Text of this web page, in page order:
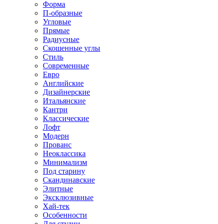
Форма
П-образные
Угловые
Прямые
Радиусные
Скошенные углы
Стиль
Современные
Евро
Английские
Дизайнерские
Итальянские
Кантри
Классические
Лофт
Модерн
Прованс
Неоклассика
Минимализм
Под старину
Скандинавские
Элитные
Эксклюзивные
Хай-тек
Особенности